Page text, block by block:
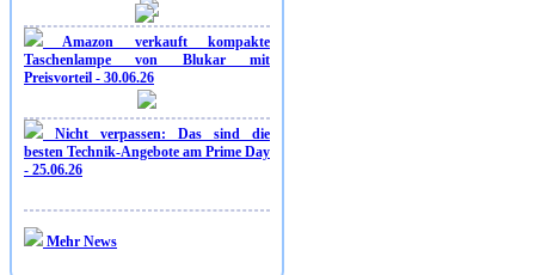
Amazon verkauft kompakte
Taschenlampe von Blukar mit
Preisvorteil - 30.06.26
Nicht verpassen: Das sind die
besten Technik-Angebote am Prime Day
- 25.06.26
Mehr News